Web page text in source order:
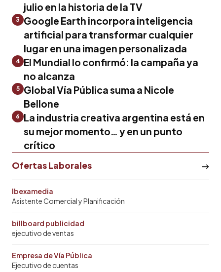
julio en la historia de la TV
3
Google Earth incorpora inteligencia
artificial para transformar cualquier
lugar en una imagen personalizada
4 El Mundial lo confirmó: la campaña ya
no alcanza
5
Global Vía Pública suma a Nicole
Bellone
6
La industria creativa argentina está en
su mejor momento… y en un punto
crítico
Ofertas Laborales
Ibexamedia
Asistente Comercial y Planificación
billboard publicidad
ejecutivo de ventas
Empresa de Vía Pública
Ejecutivo de cuentas